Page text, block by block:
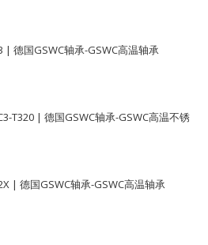
| 德国GSWC轴承-GSWC高温轴承
T320 | 德国GSWC轴承-GSWC高温不锈
| 德国GSWC轴承-GSWC高温轴承